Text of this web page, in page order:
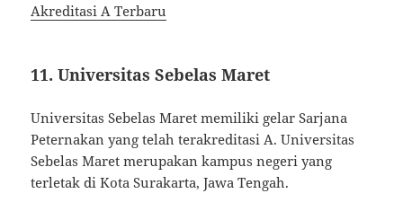
Akreditasi A Terbaru
11. Universitas Sebelas Maret
Universitas Sebelas Maret memiliki gelar Sarjana
Peternakan yang telah terakreditasi A. Universitas
Sebelas Maret merupakan kampus negeri yang
terletak di Kota Surakarta, Jawa Tengah.